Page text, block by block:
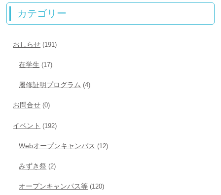
カテゴリー
おしらせ (191)
在学生 (17)
履修証明プログラム (4)
お問合せ (0)
イベント (192)
Webオープンキャンパス (12)
みずき祭 (2)
オープンキャンパス等 (120)